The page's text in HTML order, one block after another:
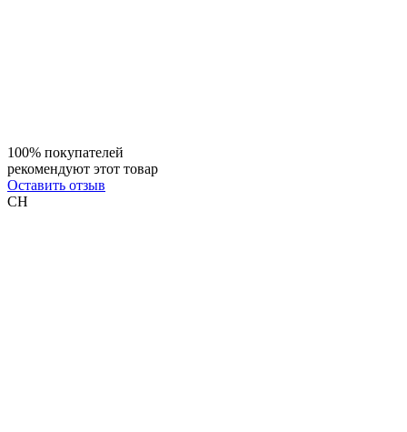
100% покупателей
рекомендуют этот товар
Оставить отзыв
СН